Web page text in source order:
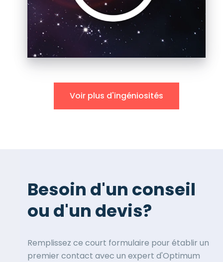
Voir plus d'ingéniosités
Besoin d'un conseil
ou d'un devis?
Remplissez ce court formulaire pour établir un
premier contact avec un expert d'Optimum